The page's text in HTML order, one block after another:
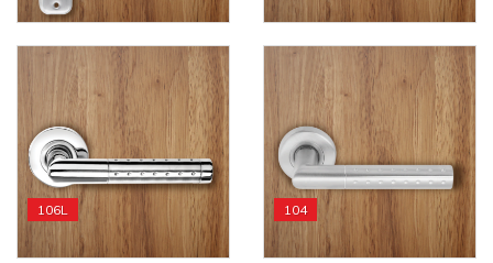
106L 104